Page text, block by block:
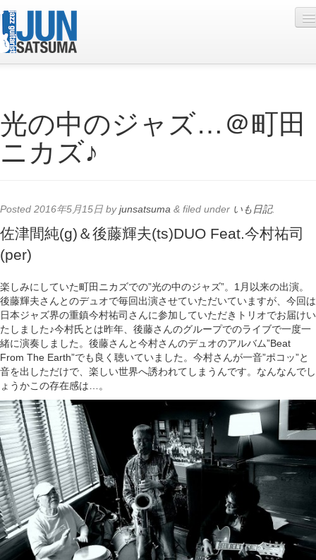
Live Schedule
Discography
Contact
YouTube
Online Lesson
光の中のジャズ…＠町田
ニカズ♪
Posted 2016年5月15日 byjunsatsuma & filed under いも日記.
佐津間純(g)＆後藤輝夫(ts)DUO Feat.今村祐司
(per)
楽しみにしていた町田ニカズでの”光の中のジャズ”。1月以来の出演。
後藤輝夫さんとのデュオで毎回出演させていただいていますが、今回は
日本ジャズ界の重鎮今村祐司さんに参加していただきトリオでお届けい
たしました♪今村氏とは昨年、後藤さんのグループでのライブで一度一
緒に演奏しました。後藤さんと今村さんのデュオのアルバム”Beat
From The Earth”でも良く聴いていました。今村さんが一音”ポコッ”と
音を出しただけで、楽しい世界へ誘われてしまうんです。なんなんでし
ょうかこの存在感は…。